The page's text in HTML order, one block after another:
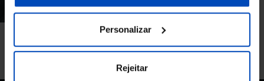
Personalizar
Rejeitar
48 MIN